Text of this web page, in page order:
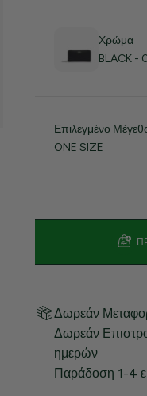
Χρώμα
BLACK -
Επιλεγμένο
ONE SIZE
Δωρεάν
Δωρεάν
ημερών
Παράδοση 1-4